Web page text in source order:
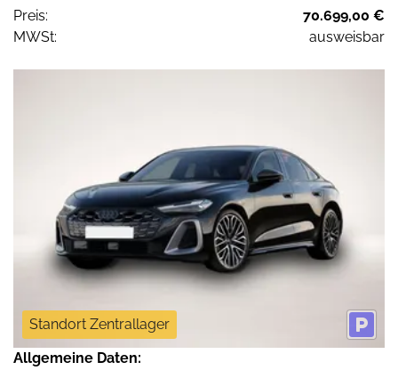
Preis:
70.699,00 €
MWSt:
ausweisbar
Standort Zentrallager
Allgemeine Daten: